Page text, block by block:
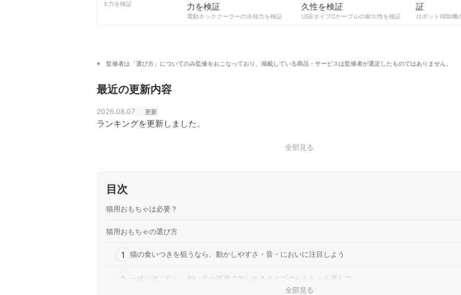
柔軟剤の吸水力を検証
電動ネッククーラーの冷却力を検証
USBタイプCケーブルの耐久性を検証 ロボット掃除機の
監修者は「選び方」についてのみ監修をおこなっており、掲載している商品・サービスは監修者が選定したものではありません。
最近の更新内容
2026.08.07 更新
ランキングを更新しました。
全部見る
目次
猫用おもちゃは必要？
猫用おもちゃの選び方
1 猫の食いつきを狙うなら、動かしやすさ・音・においに注目しよう
2 一緒に遊ぶなら、飼い主の誘導で楽しめるタイプのおもちゃを選んで
全部見る